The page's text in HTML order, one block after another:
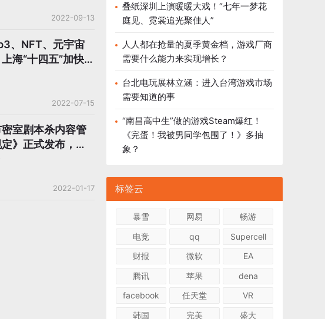
2022-09-13
、NFT、元宇宙
海“十四五”加快数
2022-07-15
密室剧本杀内容管
》正式发布，今
施行
2022-01-17
叠纸深圳上演暖暖大戏！“七年一梦花
庭见、霓裳追光聚佳人”
人人都在抢量的夏季黄金档，游戏厂商
需要什么能力来实现增长？
台北电玩展林立涵：进入台湾游戏市场
需要知道的事
“南昌高中生”做的游戏Steam爆红！
《完蛋！我被男同学包围了！》多抽
象？
标签云
暴雪 网易
畅游
电竞
qq
Supercell
财报
微软
EA
腾讯
苹果
dena
facebook
任天堂
VR
韩国
完美 盛大